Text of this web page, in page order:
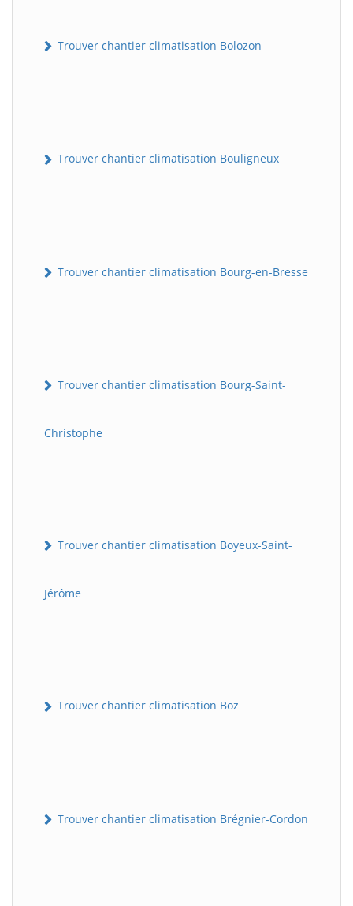
Trouver chantier climatisation Bolozon
Trouver chantier climatisation Bouligneux
Trouver chantier climatisation Bourg-en-Bresse
Trouver chantier climatisation Bourg-Saint-
Christophe
Trouver chantier climatisation Boyeux-Saint-
Jérôme
Trouver chantier climatisation Boz
Trouver chantier climatisation Brégnier-Cordon